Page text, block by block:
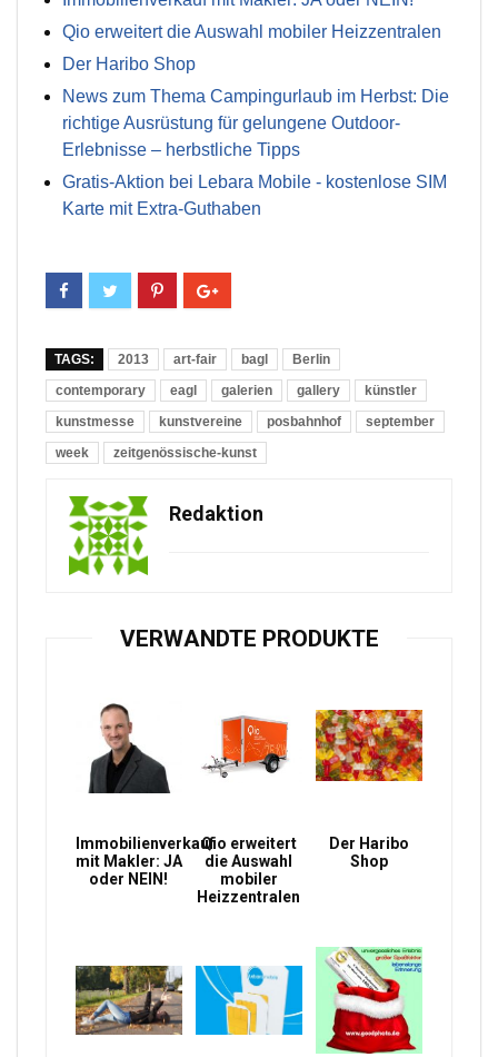
Qio erweitert die Auswahl mobiler Heizzentralen
Der Haribo Shop
News zum Thema Campingurlaub im Herbst: Die
richtige Ausrüstung für gelungene Outdoor-
Erlebnisse – herbstliche Tipps
Gratis-Aktion bei Lebara Mobile - kostenlose SIM
Karte mit Extra-Guthaben
TAGS: 2013 art-fair bagl
Berlin
contemporary
eagl galerien gallery
künstler
kunstmesse
kunstvereine posbahnhof
september
week
zeitgenössische-kunst
Redaktion
VERWANDTE PRODUKTE
Immobilienverkauf
mit Makler: JA
oder NEIN!
Qio erweitert
die Auswahl
mobiler
Heizzentralen
Der Haribo
Shop